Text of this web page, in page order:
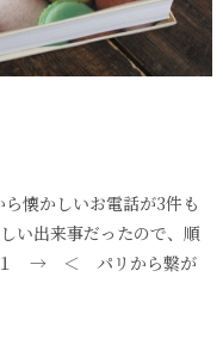
懐かしいお電話が3件も
い出来事だったので、順
１ → ＜ パリから繋が